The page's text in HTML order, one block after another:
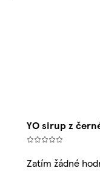
YO sirup z
Zatím žádné